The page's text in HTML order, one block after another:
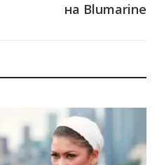
на Blumarine